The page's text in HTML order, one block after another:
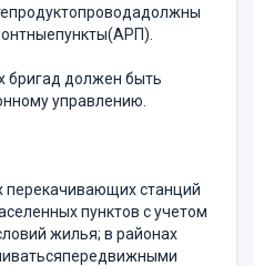
бригад должен быть
управлению.
станций
пунктов с учетом
жилья; в районах